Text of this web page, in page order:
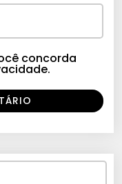
concorda